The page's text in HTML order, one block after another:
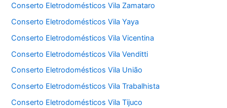
Conserto Eletrodomésticos Vila Zamataro
Conserto Eletrodomésticos Vila Yaya
Conserto Eletrodomésticos Vila Vicentina
Conserto Eletrodomésticos Vila Venditti
Conserto Eletrodomésticos Vila União
Conserto Eletrodomésticos Vila Trabalhista
Conserto Eletrodomésticos Vila Tijuco